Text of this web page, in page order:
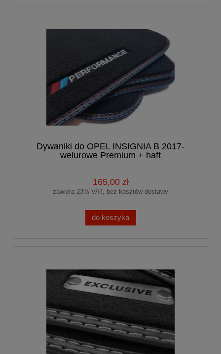
Dywaniki do OPEL INSIGNIA B 2017-
welurowe Premium + haft
165,00 zł
zawiera 23% VAT, bez kosztów dostawy
do koszyka